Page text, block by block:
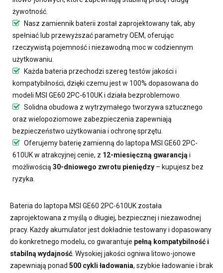
żywotność.
Nasz zamiennik baterii został zaprojektowany tak, aby
spełniać lub przewyższać parametry OEM, oferując
rzeczywistą pojemność i niezawodną moc w codziennym
użytkowaniu.
Każda bateria przechodzi szereg testów jakości i
kompatybilności, dzięki czemu jest w 100% dopasowana do
modeli MSI GE60 2PC-610UK i działa bezproblemowo.
Solidna obudowa z wytrzymałego tworzywa sztucznego
oraz wielopoziomowe zabezpieczenia zapewniają
bezpieczeństwo użytkowania i ochronę sprzętu.
Oferujemy baterię zamienną do laptopa MSI GE60 2PC-
610UKw atrakcyjnej cenie, z 12-miesięczną gwarancją i
możliwością 30-dniowego zwrotu pieniędzy – kupujesz bez
ryzyka.
Bateria do laptopa MSI GE60 2PC-610UK została
zaprojektowana z myślą o długiej, bezpiecznej i niezawodnej
pracy. Każdy akumulator jest dokładnie testowany i dopasowany
do konkretnego modelu, co gwarantuje pełną kompatybilność i
stabilną wydajność . Wysokiej jakości ogniwa litowo-jonowe
zapewniają ponad 500 cykli ładowania, szybkie ładowanie i brak